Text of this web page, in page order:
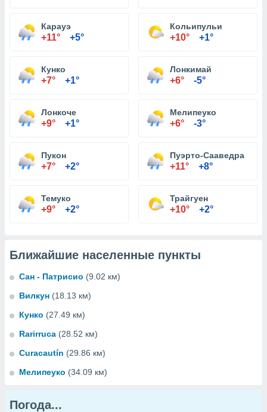
Карауэ
+11° +5°
Кольипульи
+10° +1°
Кунко
+7° +1°
Лонкимай
+6° -5°
Лонкоче
+9° +1°
Мелипеуко
+6° -3°
Пукон
+7° +2°
Пуэрто-Сааведра
+11° +8°
Темуко
+9° +2°
Трайгуен
+10° +2°
Ближайшие населенные пункты
Сан - Патрисио (9.02 км)
Вилкун (18.13 км)
Кунко (27.49 км)
Rarirruca (28.52 км)
Curacautín (29.86 км)
Мелипеуко (34.09 км)
Погода...